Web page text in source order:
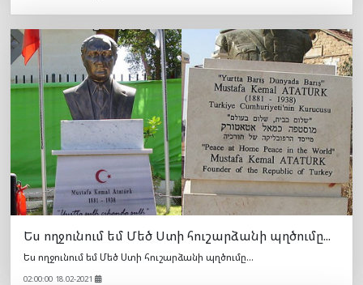
Ես ողջունում եմ Մեծ Ստի հուշարձանի պղծումը...
Ես ողջունում եմ Մեծ Ստի հուշարձանի պղծումը...
02:00:00 18.02-2021